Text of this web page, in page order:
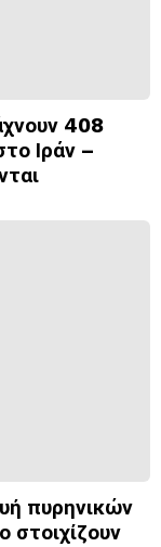
408
Ιράν –
πυρηνικών